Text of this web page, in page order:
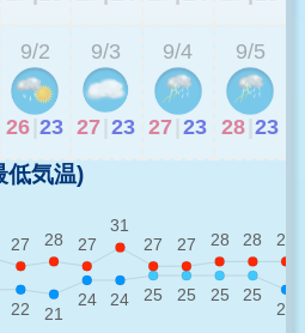
9/2
26 23
9/3
27 23
9/4
27 23
9/5
28 23
低気温)